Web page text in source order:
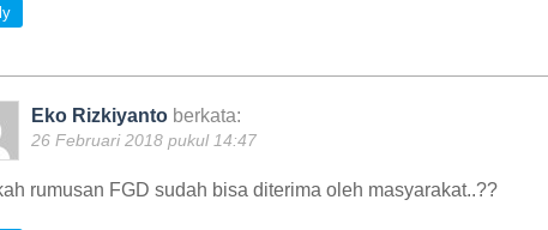
Eko Rizkiyanto berkata:
26 Februari 2018 pukul 14:47
rumusan FGD sudah bisa diterima oleh masyarakat..??